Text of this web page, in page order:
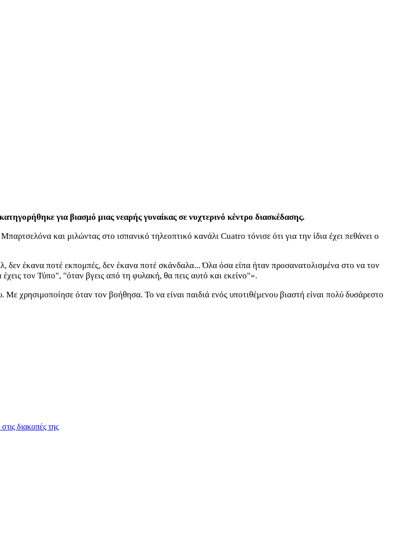
για βιασμό μιας νεαρής γυναίκας σε νυχτερινό κέντρο διασκέδασης.
και μιλώντας στο ισπανικό τηλεοπτικό κανάλι Cuatro τόνισε ότι για την ίδια έχει πεθάνει ο
δεν έκανα ποτέ εκπομπές, δεν έκανα ποτέ σκάνδαλα... Όλα όσα είπα ήταν προσανατολισμένα στο να τον
τον Τύπο", "όταν βγεις από τη φυλακή, θα πεις αυτό και εκείνο"».
χρησιμοποίησε όταν τον βοήθησα. Το να είναι παιδιά ενός υποτιθέμενου βιαστή είναι πολύ δυσάρεστο
διακοπές της